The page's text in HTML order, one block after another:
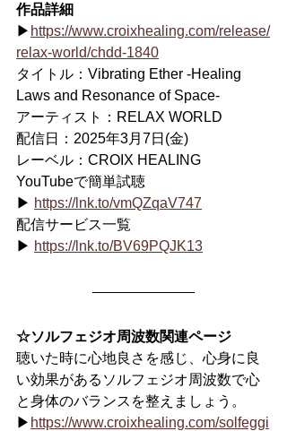
作品詳細
▶ https://www.croixhealing.com/release/
relax-world/chdd-1840
タイトル：Vibrating Ether -Healing
Laws and Resonance of Space-
アーティスト：RELAX WORLD
配信日：2025年3月7日(金)
レーベル：CROIX HEALING
YouTubeで簡単試聴
▶ https://lnk.to/vmQZqaV747
配信サービス⼀覧
▶ https://lnk.to/BV69PQJK13
☆ソルフェジオ周波数関連ページ
聴いた時に心地良さを感じ、心身に良
い効果があるソルフェジオ周波数で心
と身体のバランスを整えましょう。
▶ https://www.croixhealing.com/solfeggi